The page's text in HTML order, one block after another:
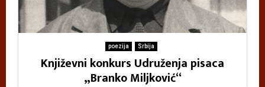
poezija Srbija
Književni konkurs Udruženja pisaca
„Branko Miljković“